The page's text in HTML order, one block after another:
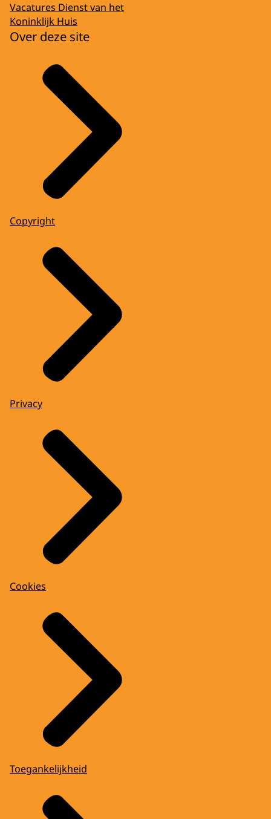
Vacatures Dienst van het
Koninklijk Huis
Over deze site
Copyright
Privacy
Cookies
Toegankelijkheid